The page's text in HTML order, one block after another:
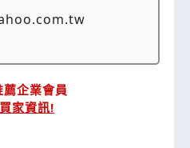
企業會員
家資訊!